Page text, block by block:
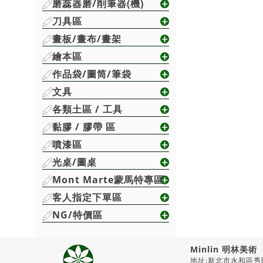
磨蕊器磨/削筆器(機)
刀具區
畫板/畫布/畫架
繪本區
作品袋/圖筒/筆袋
文具
各類土區 / 工具
黏膠 / 膠帶 區
噴漆區
光桌/圖桌
Mont Marte蒙馬特專區
客人指定下單區
NG/特價區
Minlin 明林美術
地址:新北市永和區